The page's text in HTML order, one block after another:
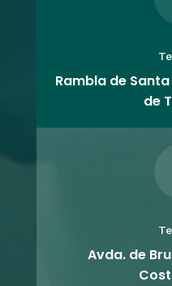
Rambla de
de
Avda. de